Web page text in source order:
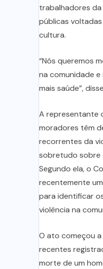
trabalhadores
públicas
cultura.
“Nós queremos
na comunidade
mais saúde”,
A representante
moradores têm
recorrentes da
sobretudo sobre
Segundo ela, o
recentemente
para identificar
violência na
O ato começou
recentes
morte de um